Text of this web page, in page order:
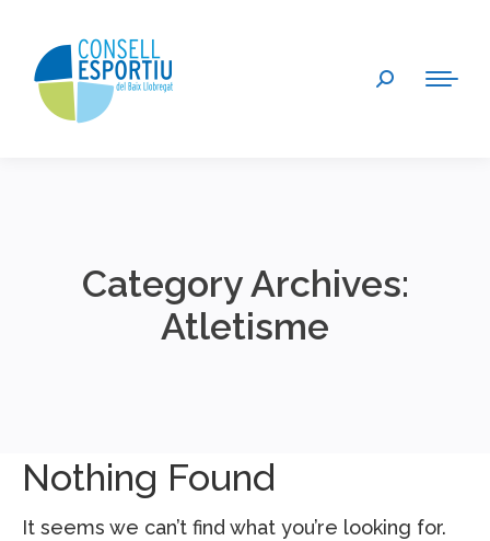
Search:
Category Archives:
Atletisme
Nothing Found
It seems we can’t find what you’re looking for.